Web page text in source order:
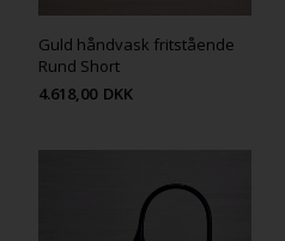
Guld håndvask fritstående
Rund Short
4.618,00 DKK